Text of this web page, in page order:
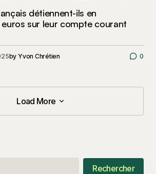
détiennent-ils en
sur leur compte courant
by Yvon Chrétien 0
Load More
Load More
Rechercher